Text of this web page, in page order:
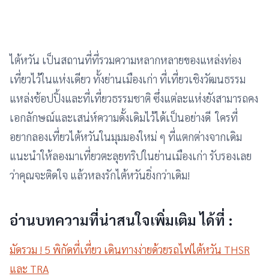
ไต้หวัน เป็นสถานที่ที่รวมความหลากหลายของแหล่งท่อง
เที่ยวไว้ในแห่งเดียว ทั้งย่านเมืองเก่า ที่เที่ยวเชิงวัฒนธรรม
แหล่งช้อปปิ้งและที่เที่ยวธรรมชาติ ซึ่งแต่ละแห่งยังสามารถคง
เอกลักษณ์และเสน่ห์ความดั้งเดิมไว้ได้เป็นอย่างดี ใครที่
อยากลองเที่ยวไต้หวันในมุมมองใหม่ ๆ ที่แตกต่างจากเดิม
แนะนำให้ลองมาเที่ยวตะลุยทริปในย่านเมืองเก่า รับรองเลย
ว่าคุณจะติดใจ แล้วหลงรักไต้หวันยิ่งกว่าเดิม!
อ่านบทความที่น่าสนใจเพิ่มเติม ได้ที่ :
มัดรวม ! 5 พิกัดที่เที่ยว เดินทางง่ายด้วยรถไฟไต้หวัน THSR
และ TRA